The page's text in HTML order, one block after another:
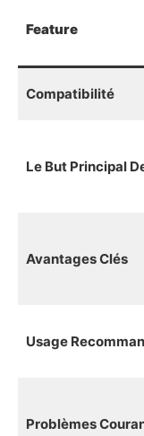
Feature
Compatibilité
Le But Principal
Avantages Clés
Usage
Problèmes